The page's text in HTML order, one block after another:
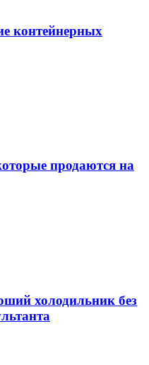
контейнерных
продаются на
холодильник без